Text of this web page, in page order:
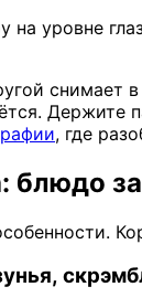
на уровне
снимает в
, где
блюдо